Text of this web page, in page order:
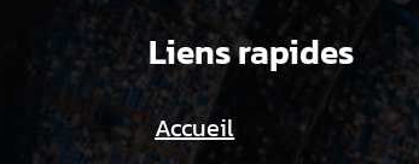
Liens rapides
Accueil